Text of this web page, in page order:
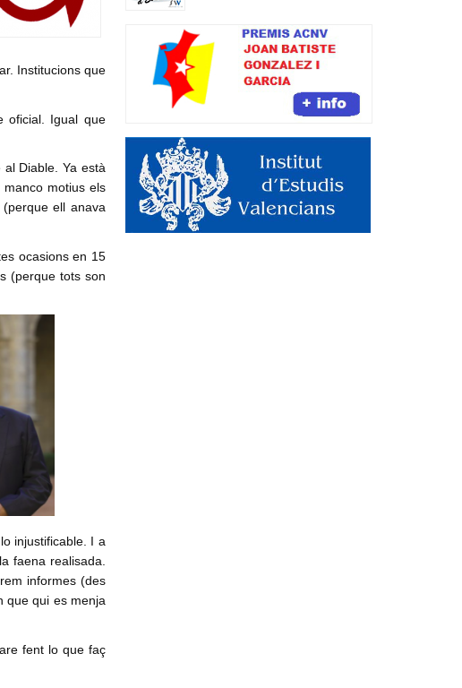
Institucions que
oficial. Igual que
Diable. Ya està
manco motius els
ell anava
ocasions en 15
(perque tots son
injustificable. I a
faena realisada.
informes (des
que qui es menja
fent lo que faç